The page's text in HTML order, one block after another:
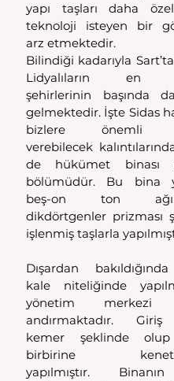
yapı taşları daha
teknoloji isteyen bir
arz etmektedir.
Bilindiği kadarıyla
Lidyalıların en
şehirlerinin başında
gelmektedir. İşte Sidas
bizlere önemli
verebilecek
de hükümet binası
bölümüdür. Bu bina
beş-on ton
dikdörtgenler prizması
işlenmiş taşlarla
Dışardan
kale niteliğinde
yönetim merkezi
andırmaktadır. Giriş
kemer şeklinde
birbirine
yapılmıştır.